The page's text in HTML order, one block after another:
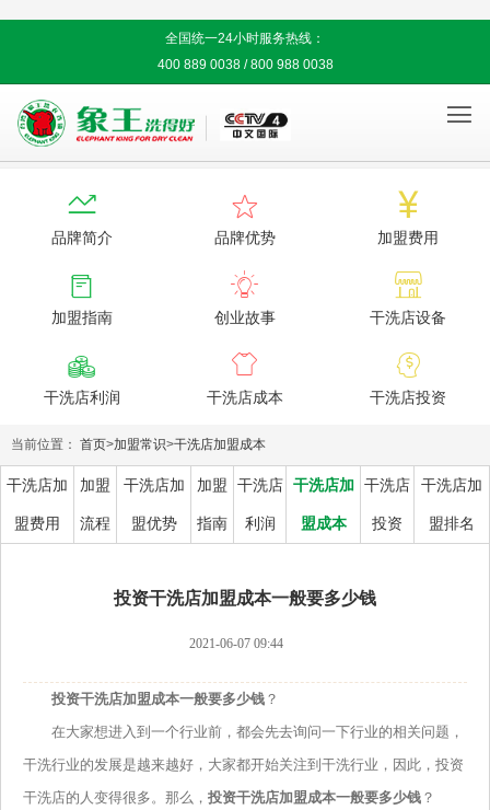
全国统一24小时服务热线：
400 889 0038 / 800 988 0038


品牌简介

品牌优势

加盟费用

加盟指南

创业故事

干洗店设备

干洗店利润

干洗店成本

干洗店投资
当前位置： 首页>加盟常识>干洗店加盟成本
干洗店加
盟费用
加盟
流程
干洗店加
盟优势
加盟
指南
干洗店
利润
干洗店加
盟成本
干洗店
投资
干洗店加
盟排名
投资干洗店加盟成本一般要多少钱
2021-06-07 09:44
投资干洗店加盟成本一般要多少钱 ？
在大家想进入到一个行业前，都会先去询问一下行业的相关问题，
干洗行业的发展是越来越好，大家都开始关注到干洗行业，因此，投资
干洗店的人变得很多。那么， 投资干洗店加盟成本一般要多少钱 ？